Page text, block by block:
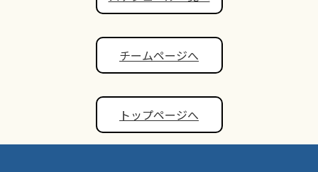
チームページへ
トップページへ